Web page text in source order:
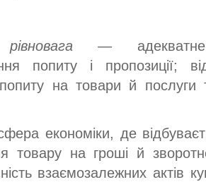
рівновага —
попиту і пропозиції;
на товари й послуги
економіки, де
товару на гроші й
взаємозалежних актів